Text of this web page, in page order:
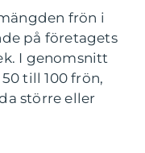
frön i
på företagets
I genomsnitt
till 100 frön,
större eller